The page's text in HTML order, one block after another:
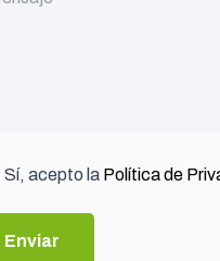
Sí, acepto la Política de